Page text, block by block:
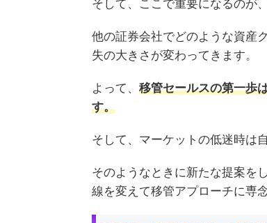
そして、ここで重要になるのが
他の証券会社でどのような資産
失の大きさが変わってきます。
よって、 移管セールスの第一歩
す。
そして、マーケットの低迷時は
そのようなときに新たな提案を
線を変えて移管アプローチに専